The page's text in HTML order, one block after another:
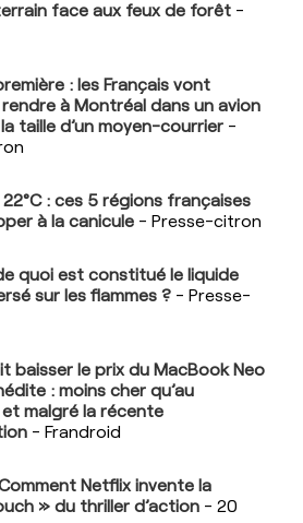
face aux feux de forêt -
: les Français vont
à Montréal dans un avion
taille d’un moyen-courrier -
: ces 5 régions françaises
à la canicule - Presse-citron
quoi est constitué le liquide
sur les flammes ? - Presse-
baisser le prix du MacBook Neo
: moins cher qu’au
malgré la récente
- Frandroid
Netflix invente la
» du thriller d’action - 20